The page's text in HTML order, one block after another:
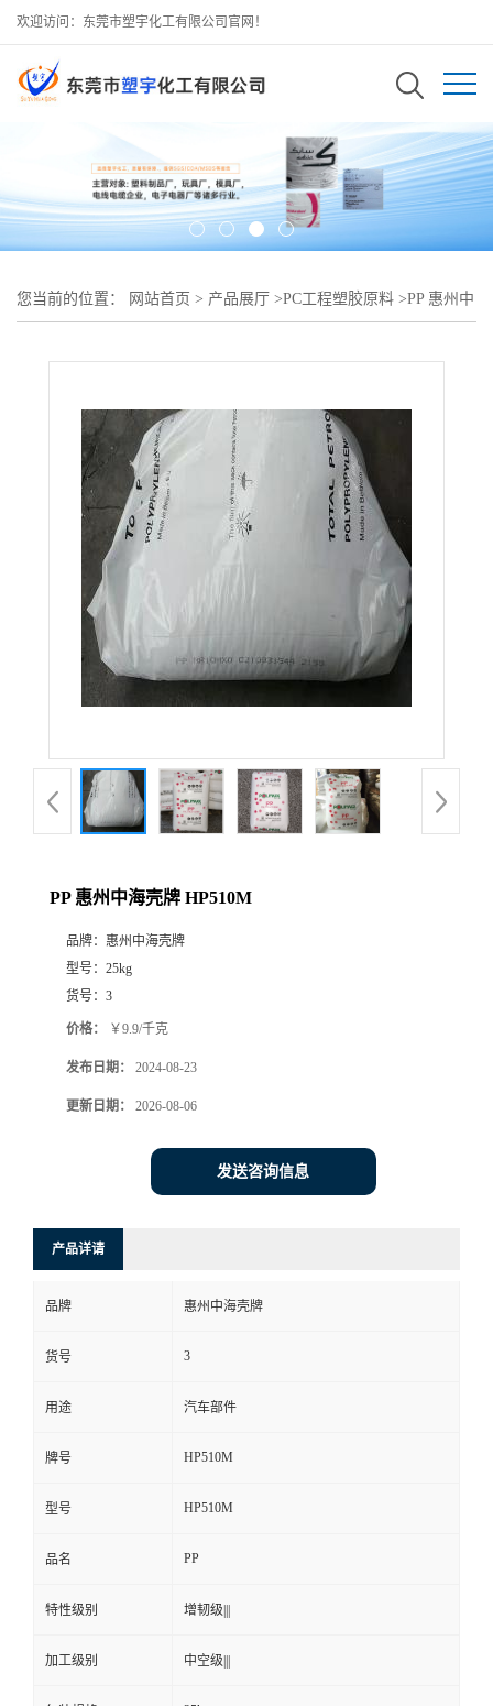
欢迎访问：东莞市塑宇化工有限公司官网！
您当前的位置： 网站首页 > 产品展厅 >PC工程塑胶原料 >PP 惠州中
PP 惠州中海壳牌 HP510M
品牌： 惠州中海壳牌
型号： 25kg
货号： 3
价格： ￥9.9/千克
发布日期： 2024-08-23
更新日期： 2026-08-06
发送咨询信息
产品详请
品牌 惠州中海壳牌
货号 3
用途 汽车部件
牌号 HP510M
型号 HP510M
品名 PP
特性级别 增韧级|||
加工级别 中空级|||